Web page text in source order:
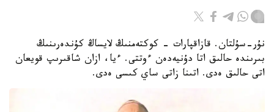
نۇر-سۇلتان. قازاقپارات - كوكتەمنىڭ لايساڭ كۇندەرىنىڭ
بىرىندە حالىق اتا دۇنيەدەن ءوتتى. ءيا، ازان شاقىرىپ قويعان
اتى حالىق ەدى. اتىنا زاتى ساي كىسى ەدى.